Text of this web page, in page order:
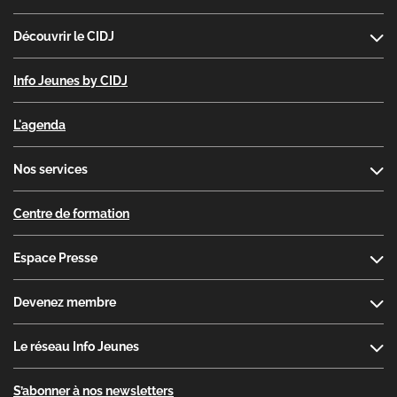
Découvrir le CIDJ
Info Jeunes by CIDJ
L'agenda
Nos services
Centre de formation
Espace Presse
Devenez membre
Le réseau Info Jeunes
S’abonner à nos newsletters